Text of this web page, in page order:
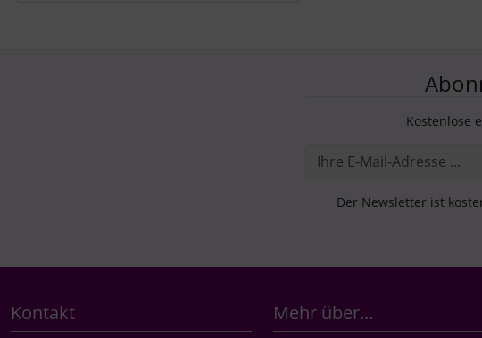
Kostenlose
Der Newsletter ist
Kontakt Mehr über...